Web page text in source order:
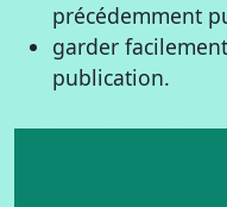
précédemment
garder
publication.